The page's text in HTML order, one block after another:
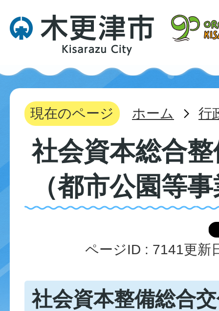
現在のページ ホーム 行
社会資本総合
（都市公園等
ページID : 7141更新
社会資本整備総合